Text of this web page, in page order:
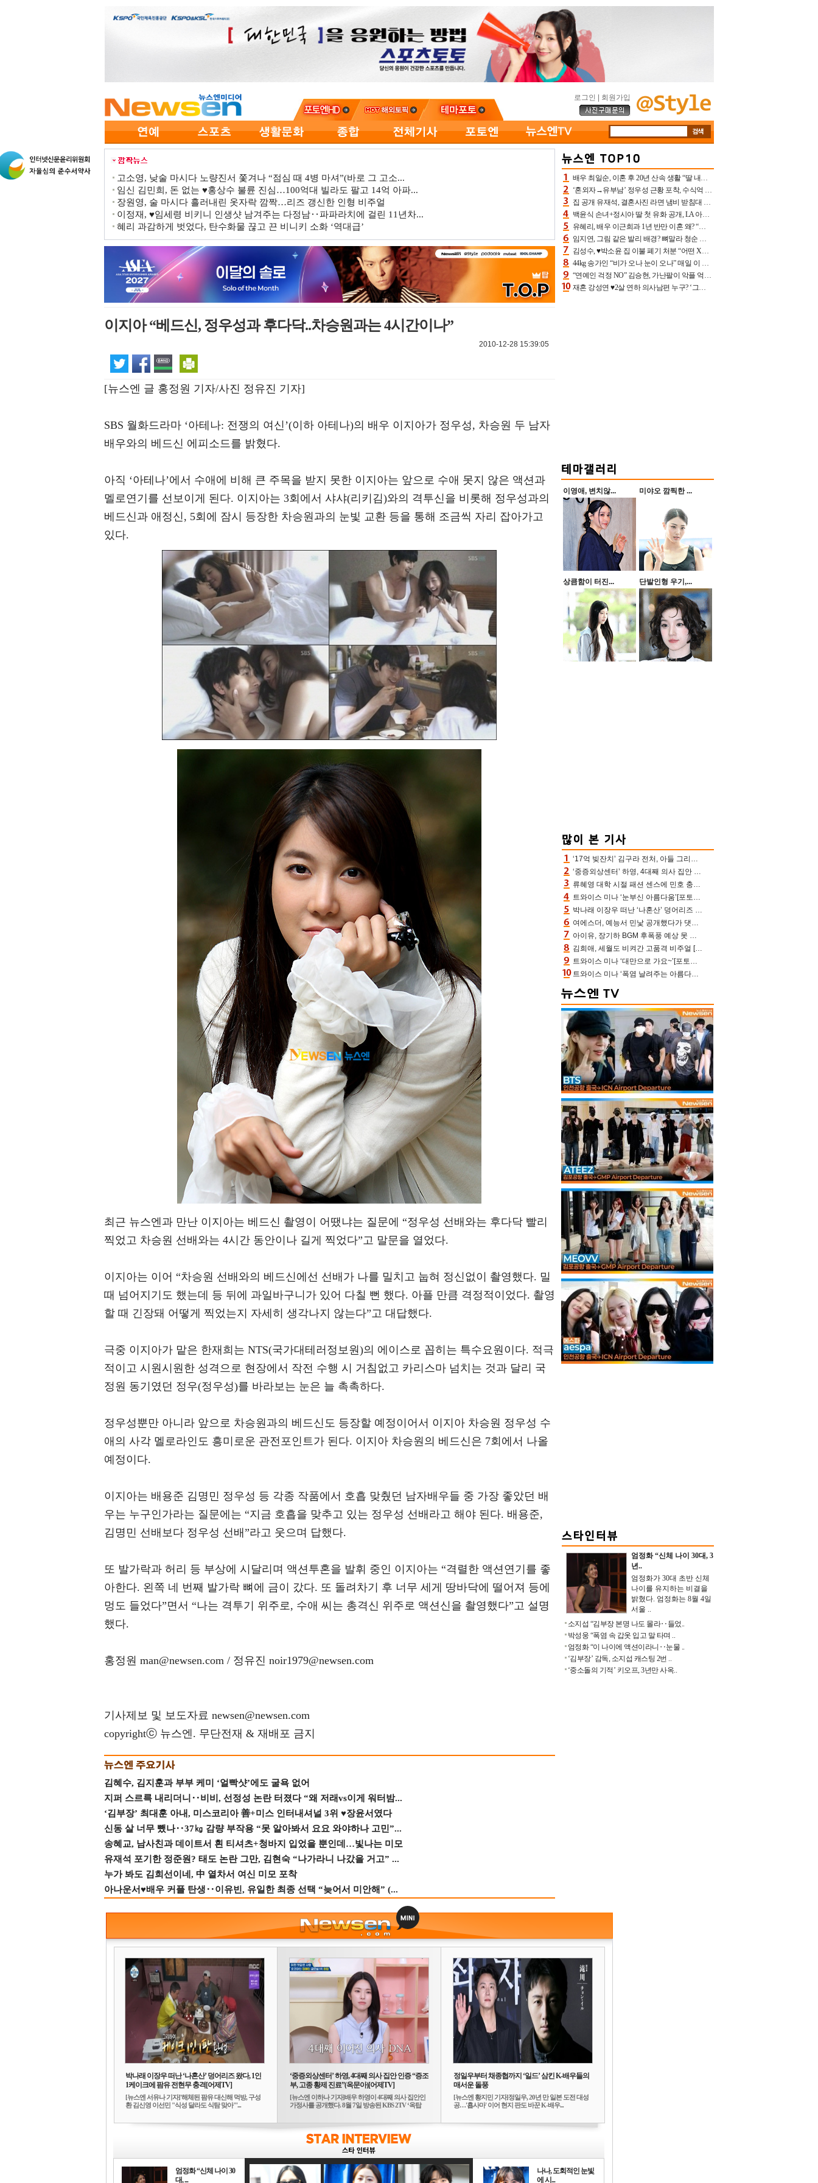
로그인 회원가입
고소영, 낮술 마시다 노량진서 쫓겨나 “점심 때 4병 마셔”(바로 그 고소...
임신 김민희, 돈 없는 ♥홍상수 불륜 진심…100억대 빌라도 팔고 14억 아파...
장원영, 술 마시다 흘러내린 옷자락 깜짝…리즈 갱신한 인형 비주얼
이정재, ♥임세령 비키니 인생샷 남겨주는 다정남‥파파라치에 걸린 11년차...
혜리 과감하게 벗었다, 탄수화물 끊고 끈 비니키 소화 ‘역대급’
이지아 “베드신, 정우성과 후다닥..차승원과는 4시간이나”
2010-12-28 15:39:05
[뉴스엔 글 홍정원 기자/사진 정유진 기자]
SBS 월화드라마 ‘아테나: 전쟁의 여신’(이하 아테나)의 배우 이지아가 정우성, 차승원 두 남자
배우와의 베드신 에피소드를 밝혔다.
아직 ‘아테나’에서 수애에 비해 큰 주목을 받지 못한 이지아는 앞으로 수애 못지 않은 액션과
멜로연기를 선보이게 된다. 이지아는 3회에서 샤샤(리키김)와의 격투신을 비롯해 정우성과의
베드신과 애정신, 5회에 잠시 등장한 차승원과의 눈빛 교환 등을 통해 조금씩 자리 잡아가고
있다.
최근 뉴스엔과 만난 이지아는 베드신 촬영이 어땠냐는 질문에 “정우성 선배와는 후다닥 빨리
찍었고 차승원 선배와는 4시간 동안이나 길게 찍었다”고 말문을 열었다.
이지아는 이어 “차승원 선배와의 베드신에선 선배가 나를 밀치고 눕혀 정신없이 촬영했다. 밀
때 넘어지기도 했는데 등 뒤에 과일바구니가 있어 다칠 뻔 했다. 아플 만큼 격정적이었다. 촬영
할 때 긴장돼 어떻게 찍었는지 자세히 생각나지 않는다”고 대답했다.
극중 이지아가 맡은 한재희는 NTS(국가대테러정보원)의 에이스로 꼽히는 특수요원이다. 적극
적이고 시원시원한 성격으로 현장에서 작전 수행 시 거침없고 카리스마 넘치는 것과 달리 국
정원 동기였던 정우(정우성)를 바라보는 눈은 늘 촉촉하다.
정우성뿐만 아니라 앞으로 차승원과의 베드신도 등장할 예정이어서 이지아 차승원 정우성 수
애의 사각 멜로라인도 흥미로운 관전포인트가 된다. 이지아 차승원의 베드신은 7회에서 나올
예정이다.
이지아는 배용준 김명민 정우성 등 각종 작품에서 호흡 맞췄던 남자배우들 중 가장 좋았던 배
우는 누구인가라는 질문에는 “지금 호흡을 맞추고 있는 정우성 선배라고 해야 된다. 배용준,
김명민 선배보다 정우성 선배”라고 웃으며 답했다.
또 발가락과 허리 등 부상에 시달리며 액션투혼을 발휘 중인 이지아는 “격렬한 액션연기를 좋
아한다. 왼쪽 네 번째 발가락 뼈에 금이 갔다. 또 돌려차기 후 너무 세게 땅바닥에 떨어져 등에
멍도 들었다”면서 “나는 격투기 위주로, 수애 씨는 총격신 위주로 액션신을 촬영했다”고 설명
했다.
홍정원 man@newsen.com / 정유진 noir1979@newsen.com
기사제보 및 보도자료 newsen@newsen.com
copyrightⓒ 뉴스엔. 무단전재 & 재배포 금지
김혜수, 김지훈과 부부 케미 ‘얼빡샷’에도 굴욕 없어
지퍼 스르륵 내리더니‥비비, 선정성 논란 터졌다 “왜 저래vs이게 워터밤...
‘김부장’ 최대훈 아내, 미스코리아 善+미스 인터내셔널 3위 ♥장윤서였다
신동 살 너무 뺐나‥37㎏ 감량 부작용 “못 알아봐서 요요 와야하나 고민”...
송혜교, 남사친과 데이트서 흰 티셔츠+청바지 입었을 뿐인데…빛나는 미모
유재석 포기한 정준원? 태도 논란 그만, 김현숙 “나가라니 나갔을 거고” ...
누가 봐도 김희선이네, 中 열차서 여신 미모 포착
아나운서♥배우 커플 탄생‥이유빈, 유일한 최종 선택 “늦어서 미안해” (...
배우 최일순, 이혼 후 20년 산속 생활 “딸 내가 버렸다고 원망‥맘 아파”(특종)[어제TV]
‘혼외자→유부남’ 정우성 근황 포착, 수식억 해킹 피해 후배 만났다 “존경하는”
집 공개 유재석, 결혼사진 라면 냄비 받침대 되고 분노‥가족사진도 피해(놀뭐)[어제TV]
백윤식 손녀+정시아 딸 첫 유화 공개, LA 아트쇼→서울국제조각페스타 작가다운 수준급 실력
유혜리, 배우 이근희과 1년 반만 이혼 왜? “식칼 꽂고 의자 던져” 충격 폭로(특종)[어제TV]
임지연, 그림 같은 발리 배경? 뼈말라 청순 비키니 핏에 상대 안 되네
김성수, ♥박소윤 집 이불 폐기 처분 “어떤 X이랑 썼을지 몰라” 질투(신랑수업2)[어제TV]
44kg 송가인 “비가 오나 눈이 오나” 매일 이 운동, 허벅지 근육량 상승+체지방 감소
“연예인 걱정 NO” 김승현, 가난팔이 악플 억울할만‥아내+딸과 日 여행
재혼 강성연 ♥2살 연하 의사남편 누구? ‘그알’ 자문의에 훈남 비주얼 초엘리트 스펙 [종합]
이영애, 변치않... 미야오 깜찍한 ...
상큼함이 터진... 단발인형 우기,...
‘17억 빚잔치’ 김구라 전처, 아들 그리는 “나 뿐인데” 친엄마 챙기는 효심 눈길
‘중증외상센터’ 하영, 4대째 의사 집안 인증 “증조부, 고종 황제 진료”(옥문아)[어제TV]
류혜영 대학 시절 패션 센스에 민호 충격 “레몬색 레깅스에 다리 없는 줄”(나혼산)
트와이스 미나 ‘눈부신 아름다움’[포토엔HD]
박나래 이장우 떠난 ‘나혼산’ 덩어리즈 왔다, 1인 1케이크에 팜유 전현무 충격[어제TV]
여에스더, 예능서 민낯 공개했다가 댓글에 충격 “눈 왜 저렇게 처졌냐고”(에스더TV)
아이유, 장기하 BGM 후폭풍 예상 못 했나‥삭제 오보→윤가이까지 엮여 시끌
김희애, 세월도 비켜간 고품격 비주얼 [포토엔HD]
트와이스 미나 ‘대만으로 가요~’[포토엔HD]
트와이스 미나 ‘폭염 날려주는 아름다움’[포토엔HD]
엄정화 “신체 나이 30대, 3
년..
엄정화가 30대 초반 신체
나이를 유지하는 비결을
밝혔다. 엄정화는 8월 4일
서울 ..
소지섭 “김부장 본명 나도 몰라‥들었..
박성웅 “폭염 속 갑옷 입고 말 타며 ..
엄정화 “이 나이에 액션이라니‥눈물 ..
‘김부장’ 감독, 소지섭 캐스팅 2번 ..
‘중소돌의 기적’ 키오프, 3년만 사옥..
박나래 이장우 떠난 ‘나혼산’ 덩어리즈 왔다, 1인
1케이크에 팜유 전현무 충격[어제TV]
[뉴스엔 서유나 기자]'해체된 팜유 대신해 먹방, 구성
환 김신영 이선민 "식성 달라도 식탐 맞아"'...
‘중증외상센터’ 하영, 4대째 의사 집안 인증 “증조
부, 고종 황제 진료”(옥문아)[어제TV]
[뉴스엔 이하나 기자]배우 하영이 4대째 의사 집안인
가정사를 공개했다. 8월 7일 방송된 KBS 2TV ‘옥탑
정일우부터 채종협까지 ‘일드’ 삼킨 K-배우들의
매서운 돌풍
[뉴스엔 황지민 기자]정일우, 20년 만 일본 도전 대성
공…'횹사마' 이어 현지 판도 바꾼 K-배우...
엄정화 “신체 나이 30
대, ...
나나, 도회적인 눈빛
에 시...